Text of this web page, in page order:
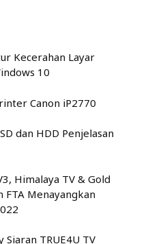
Kecerahan Layar
10
Canon iP2770
dan HDD Penjelasan
Himalaya TV & Gold
FTA Menayangkan
Siaran TRUE4U TV